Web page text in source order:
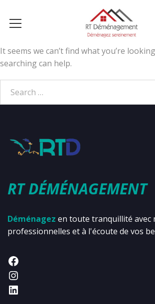
It seems we can’t find what you’re
searching can help.
RT DÉMÉNAGEMENT
Déménagez en toute tranquillité avec
professionnelles et à l'écoute de vos